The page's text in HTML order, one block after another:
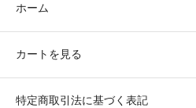
ホーム
カートを見る
特定商取引法に基づく表記